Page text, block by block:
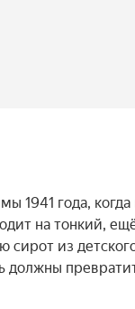
1941 года,
на тонкий,
сирот из
должны